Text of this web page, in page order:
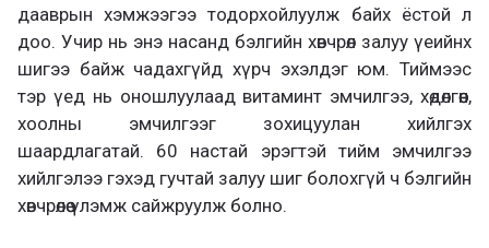
дааврын хэмжээгээ тодорхойлуулж байх ёстой л
доо. Учир нь энэ насанд бэлгийн хөвчрөл залуу үеийнх
шигээ байж чадахгүйд хүрч эхэлдэг юм. Тиймээс
тэр үед нь оношлуулаад витаминт эмчилгээ, хөдөлгөөн,
хоолны эмчилгээг зохицуулан хийлгэх
шаардлагатай. 60 настай эрэгтэй тийм эмчилгээ
хийлгэлээ гэхэд гучтай залуу шиг болохгүй ч бэлгийн
хөвчрөлөө үлэмж сайжруулж болно.